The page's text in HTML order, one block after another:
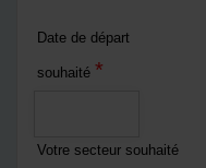
Date de départ
souhaité *
Votre secteur souhaité